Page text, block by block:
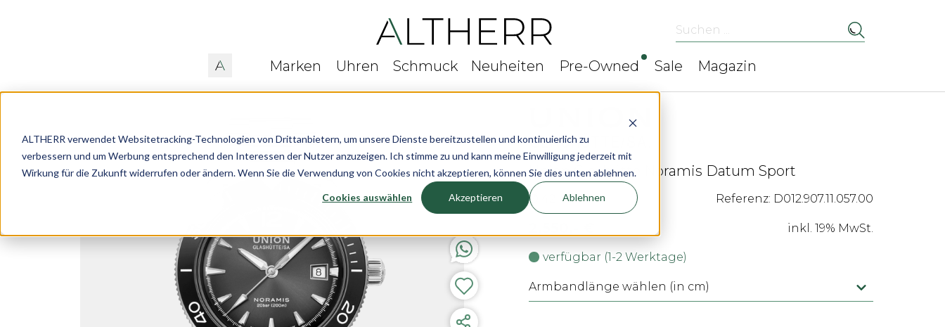
ALTHERR verwendet Websitetracking-Technologien von Drittanbietern, um unsere Dienste bereitzustellen und kontinuierlich zu
verbessern und um Werbung entsprechend den Interessen der Nutzer anzuzeigen. Ich stimme zu und kann meine Einwilligung jederzeit mit
Wirkung für die Zukunft widerrufen oder ändern. Wenn Sie die Verwendung von Cookies nicht akzeptieren, können Sie dies unten ablehnen.
Cookies auswählen Akzeptieren Ablehnen
Suchen ...
Marken Uhren Schmuck Neuheiten Pre-Owned Sale Magazin
Union Glashütte Noramis Datum Sport
Ø 42 mm Referenz: D012.907.11.057.00
inkl. 19% MwSt.
verfügbar (1-2 Werktage)
Armbandlänge wählen (in cm)